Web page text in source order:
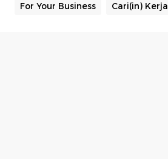
For Your Business Cari(in) Kerja